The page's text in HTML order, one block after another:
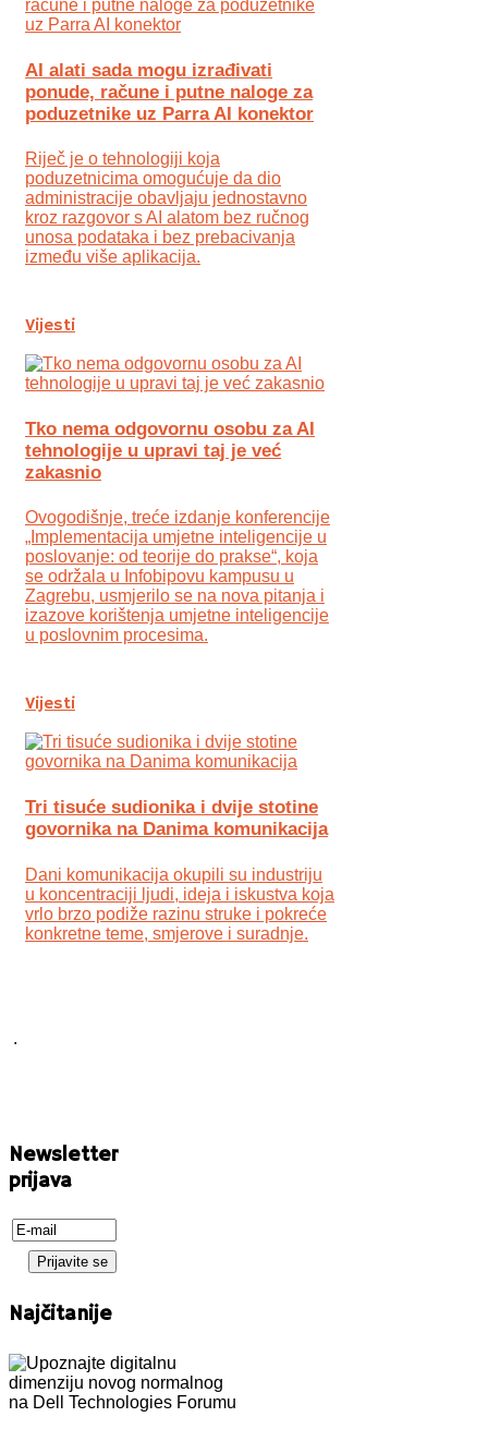
AI alati sada mogu izrađivati
ponude, račune i putne naloge za
poduzetnike uz Parra AI konektor
Riječ je o tehnologiji koja
poduzetnicima omogućuje da dio
administracije obavljaju jednostavno
kroz razgovor s AI alatom bez ručnog
unosa podataka i bez prebacivanja
između više aplikacija.
Vijesti
Tko nema odgovornu osobu za AI
tehnologije u upravi taj je već
zakasnio
Ovogodišnje, treće izdanje konferencije
„Implementacija umjetne inteligencije u
poslovanje: od teorije do prakse“, koja
se održala u Infobipovu kampusu u
Zagrebu, usmjerilo se na nova pitanja i
izazove korištenja umjetne inteligencije
u poslovnim procesima.
Vijesti
Tri tisuće sudionika i dvije stotine
govornika na Danima komunikacija
Dani komunikacija okupili su industriju
u koncentraciji ljudi, ideja i iskustva koja
vrlo brzo podiže razinu struke i pokreće
konkretne teme, smjerove i suradnje.
.
Newsletter
prijava
Najčitanije